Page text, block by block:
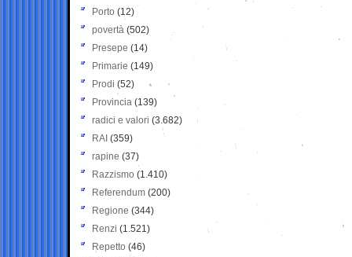
Porto (12)
povertà (502)
Presepe (14)
Primarie (149)
Prodi (52)
Provincia (139)
radici e valori (3.682)
RAI (359)
rapine (37)
Razzismo (1.410)
Referendum (200)
Regione (344)
Renzi (1.521)
Repetto (46)